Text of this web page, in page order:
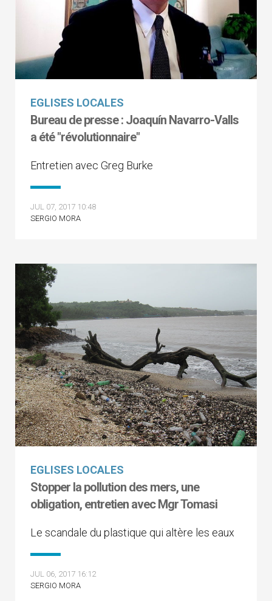
EGLISES LOCALES
Bureau de presse : Joaquín Navarro-Valls
a été "révolutionnaire"
Entretien avec Greg Burke
JUL 07, 2017 10:48
SERGIO MORA
EGLISES LOCALES
Stopper la pollution des mers, une
obligation, entretien avec Mgr Tomasi
Le scandale du plastique qui altère les eaux
JUL 06, 2017 16:12
SERGIO MORA